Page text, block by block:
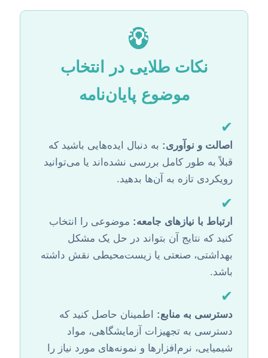
💡
نکات طلایی در انتخاب
موضوع پایان‌نامه
✔
اصالت و نوآوری: به دنبال ایده‌هایی باشید که
قبلاً به طور کامل بررسی نشده‌اند یا می‌توانید
رویکردی تازه به آن‌ها بدهید.
✔
ارتباط با نیازهای جامعه: موضوعی را انتخاب
کنید که نتایج آن بتواند در حل یک مشکل
بهداشتی، صنعتی یا زیست‌محیطی نقش داشته
باشد.
✔
دسترسی به منابع: اطمینان حاصل کنید که
دسترسی به تجهیزات آزمایشگاهی، مواد
شیمیایی، نرم‌افزارها و نمونه‌های مورد نیاز را